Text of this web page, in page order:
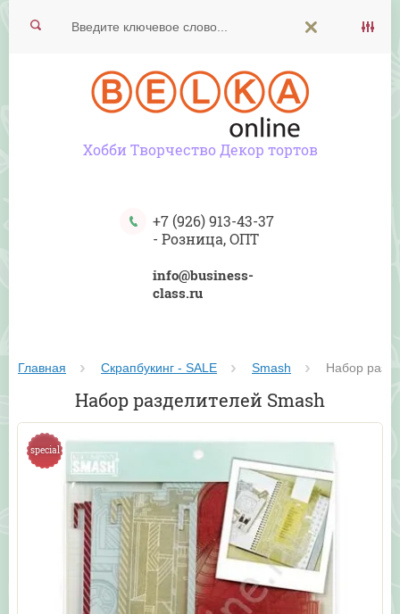
Хобби Творчество Декор тортов
+7 (926) 913-43-37
- Розница, ОПТ
info@business-
class.ru
Главная Скрапбукинг - SALE Smash Набор
Набор разделителей Smash
special